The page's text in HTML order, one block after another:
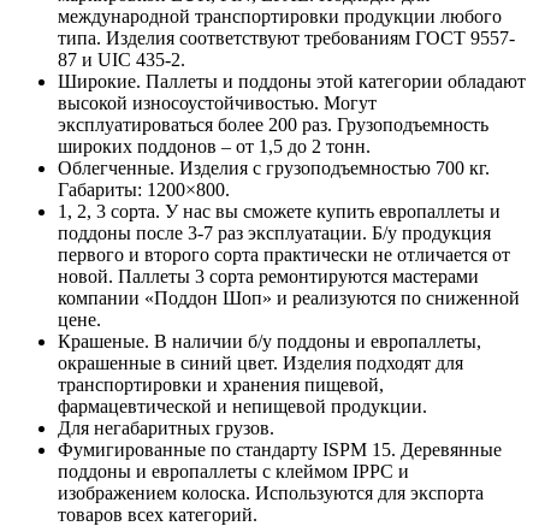
международной транспортировки продукции любого
типа. Изделия соответствуют требованиям ГОСТ 9557-
87 и UIC 435-2.
Широкие. Паллеты и поддоны этой категории обладают
высокой износоустойчивостью. Могут
эксплуатироваться более 200 раз. Грузоподъемность
широких поддонов – от 1,5 до 2 тонн.
Облегченные. Изделия с грузоподъемностью 700 кг.
Габариты: 1200×800.
1, 2, 3 сорта. У нас вы сможете купить европаллеты и
поддоны после 3-7 раз эксплуатации. Б/у продукция
первого и второго сорта практически не отличается от
новой. Паллеты 3 сорта ремонтируются мастерами
компании «Поддон Шоп» и реализуются по сниженной
цене.
Крашеные. В наличии б/у поддоны и европаллеты,
окрашенные в синий цвет. Изделия подходят для
транспортировки и хранения пищевой,
фармацевтической и непищевой продукции.
Для негабаритных грузов.
Фумигированные по стандарту ISPM 15. Деревянные
поддоны и европаллеты с клеймом IPPC и
изображением колоска. Используются для экспорта
товаров всех категорий.